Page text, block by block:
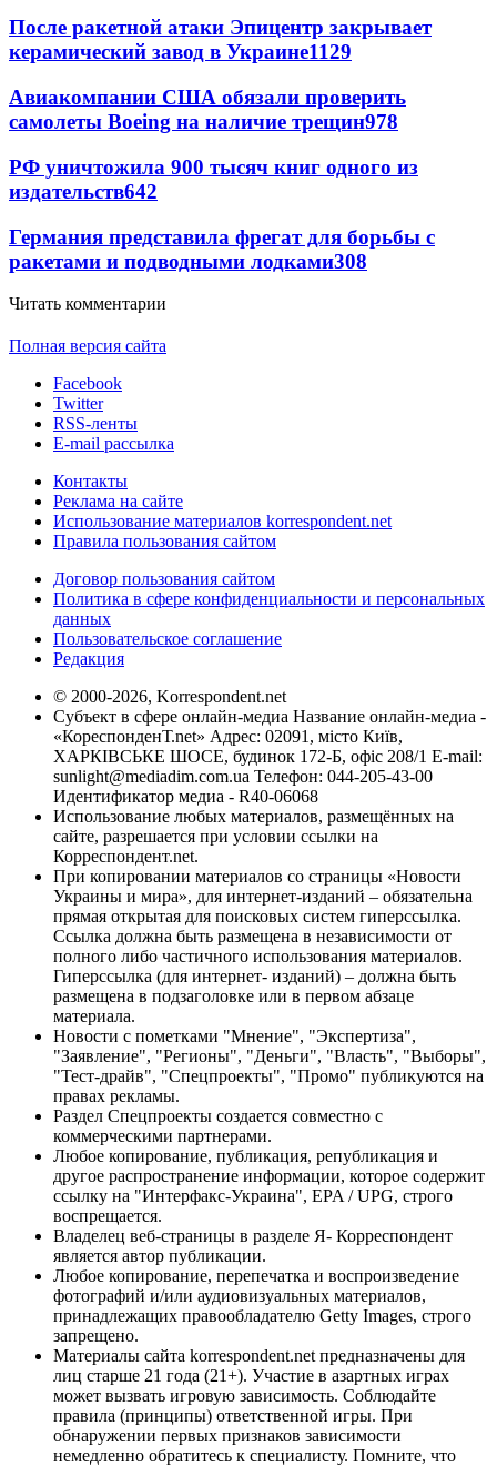
После ракетной атаки Эпицентр закрывает
керамический завод в Украине1129
Авиакомпании США обязали проверить
самолеты Boeing на наличие трещин978
РФ уничтожила 900 тысяч книг одного из
издательств642
Германия представила фрегат для борьбы с
ракетами и подводными лодками308
Читать комментарии
Полная версия сайта
Facebook
Twitter
RSS-ленты
E-mail рассылка
Контакты
Реклама на сайте
Использование материалов korrespondent.net
Правила пользования сайтом
Договор пользования сайтом
Политика в сфере конфиденциальности и персональных
данных
Пользовательское соглашение
Редакция
© 2000-2026, Korrespondent.net
Субъект в сфере онлайн-медиа Название онлайн-медиа -
«КореспонденТ.net» Адрес: 02091, місто Київ,
ХАРКІВСЬКЕ ШОСЕ, будинок 172-Б, офіс 208/1 E-mail:
sunlight@mediadim.com.ua Телефон: 044-205-43-00
Идентификатор медиа - R40-06068
Использование любых материалов, размещённых на
сайте, разрешается при условии ссылки на
Корреспондент.net.
При копировании материалов со страницы «Новости
Украины и мира», для интернет-изданий – обязательна
прямая открытая для поисковых систем гиперссылка.
Ссылка должна быть размещена в независимости от
полного либо частичного использования материалов.
Гиперссылка (для интернет- изданий) – должна быть
размещена в подзаголовке или в первом абзаце
материала.
Новости с пометками "Мнение", "Экспертиза",
"Заявление", "Регионы", "Деньги", "Власть", "Выборы",
"Тест-драйв", "Спецпроекты", "Промо" публикуются на
правах рекламы.
Раздел Спецпроекты создается совместно с
коммерческими партнерами.
Любое копирование, публикация, републикация и
другое распространение информации, которое содержит
ссылку на "Интерфакс-Украина", EPA / UPG, строго
воспрещается.
Владелец веб-страницы в разделе Я- Корреспондент
является автор публикации.
Любое копирование, перепечатка и воспроизведение
фотографий и/или аудиовизуальных материалов,
принадлежащих правообладателю Getty Images, строго
запрещено.
Материалы сайта korrespondent.net предназначены для
лиц старше 21 года (21+). Участие в азартных играх
может вызвать игровую зависимость. Соблюдайте
правила (принципы) ответственной игры. При
обнаружении первых признаков зависимости
немедленно обратитесь к специалисту. Помните, что